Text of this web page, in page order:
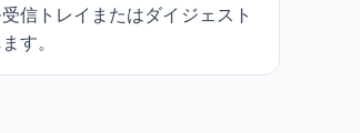
信トレイまたはダイジェスト
す。